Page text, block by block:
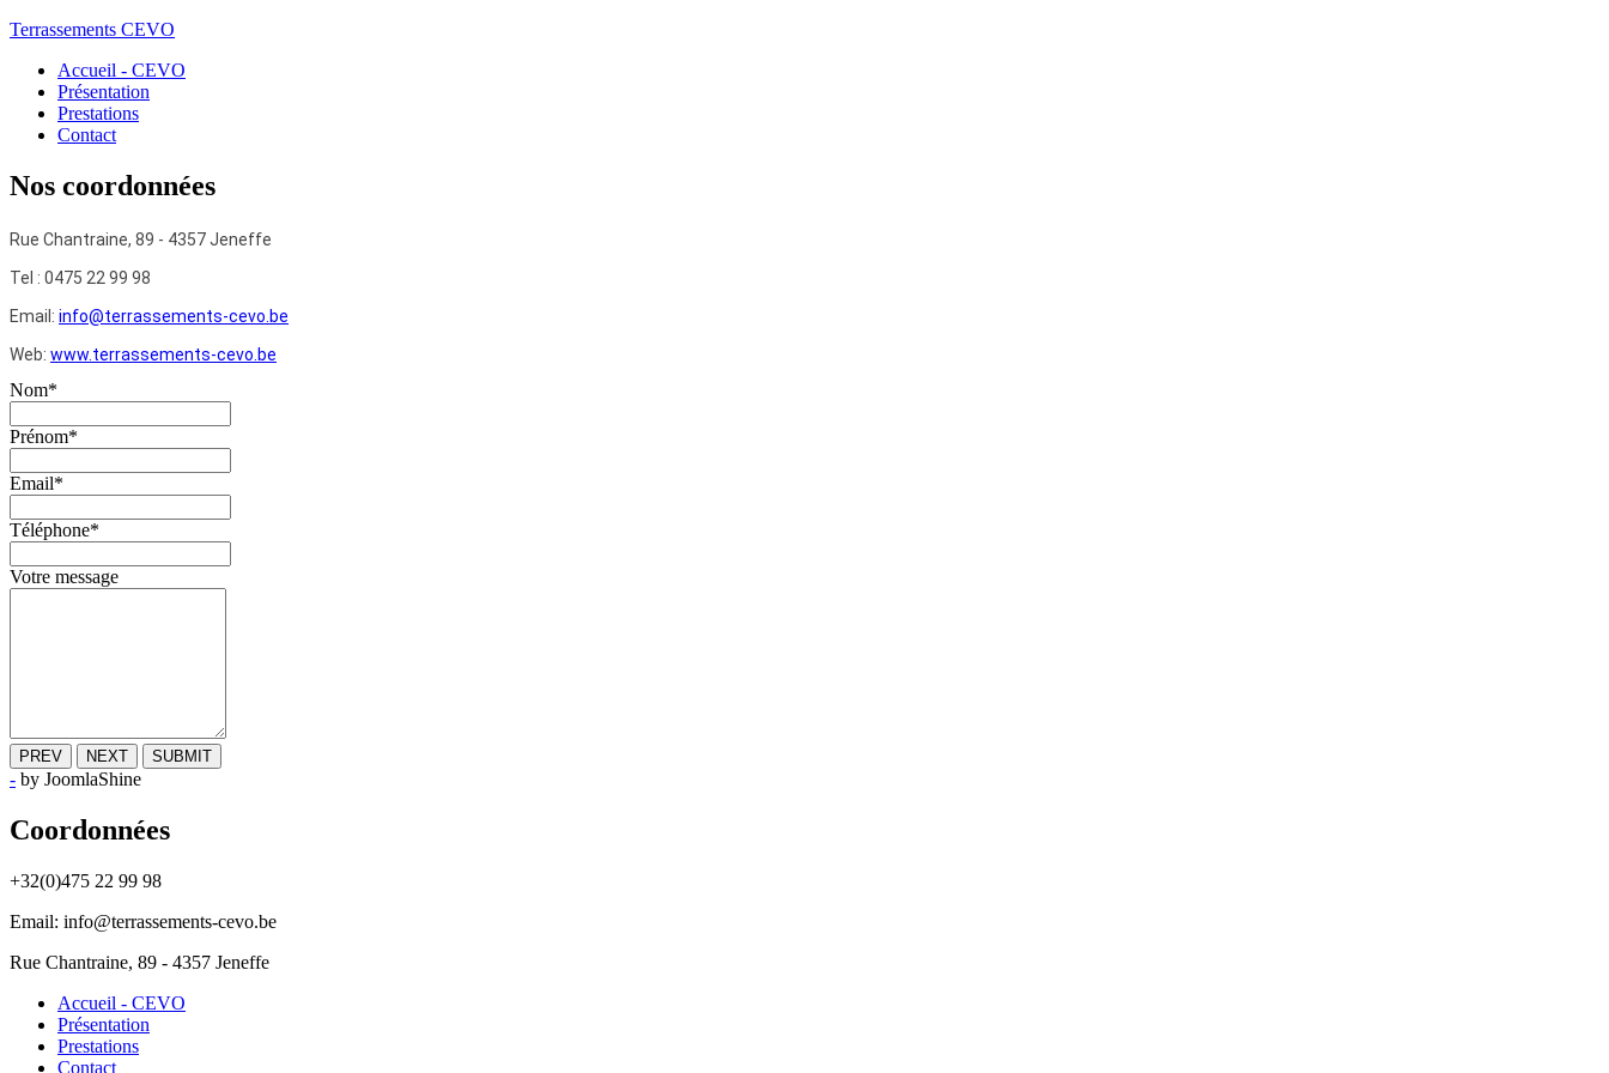
Terrassements CEVO
Accueil - CEVO
Présentation
Prestations
Contact
Nos coordonnées
Rue Chantraine, 89 - 4357 Jeneffe
Tel : 0475 22 99 98
Email: info@terrassements-cevo.be
Web: www.terrassements-cevo.be
Nom*
Prénom*
Email*
Téléphone*
Votre message
PREV NEXT SUBMIT
- by JoomlaShine
Coordonnées
+32(0)475 22 99 98
Email: info@terrassements-cevo.be
Rue Chantraine, 89 - 4357 Jeneffe
Accueil - CEVO
Présentation
Prestations
Contact